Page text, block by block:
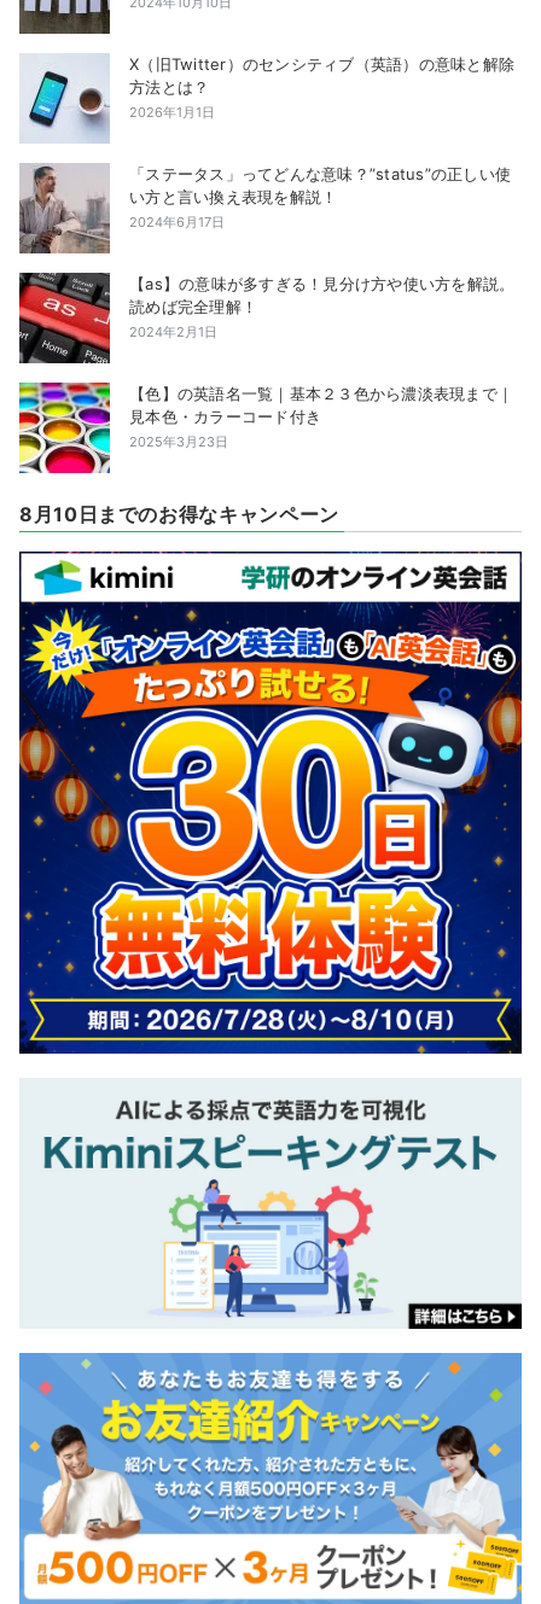
X（旧Twitter）のセンシティブ（英語）の意味と解除
方法とは？
2026年1月1日
「ステータス」ってどんな意味？”status”の正しい使
い方と言い換え表現を解説！
2024年6月17日
【as】の意味が多すぎる！見分け方や使い方を解説。
読めば完全理解！
2024年2月1日
【色】の英語名一覧｜基本２３色から濃淡表現まで｜
見本色・カラーコード付き
2025年3月23日
8月10日までのお得なキャンペーン